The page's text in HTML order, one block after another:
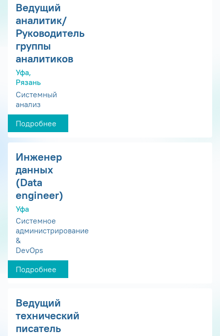
Ведущий
аналитик/
Руководитель
группы
аналитиков
Уфа,
Рязань
Системный
анализ
Подробнее
Инженер
данных
(Data
engineer)
Уфа
Системное
администрирование
&
DevOps
Подробнее
Ведущий
технический
писатель